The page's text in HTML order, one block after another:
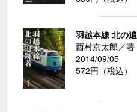
羽越本線 北の
西村京太郎／著
2014/09/05
572円（税込）